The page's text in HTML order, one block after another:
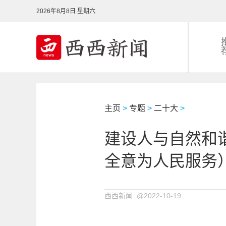
2026年8月8日 星期六
主页 > 专题 > 二十大 >
建设人与自然和
全意为人民服务
西西新闻 @2022-10-19